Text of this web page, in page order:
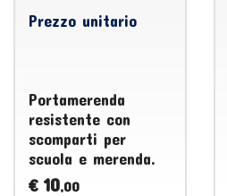
Prezzo unitario
Portamerenda
resistente con
scomparti per
scuola e merenda.
€ 10,00